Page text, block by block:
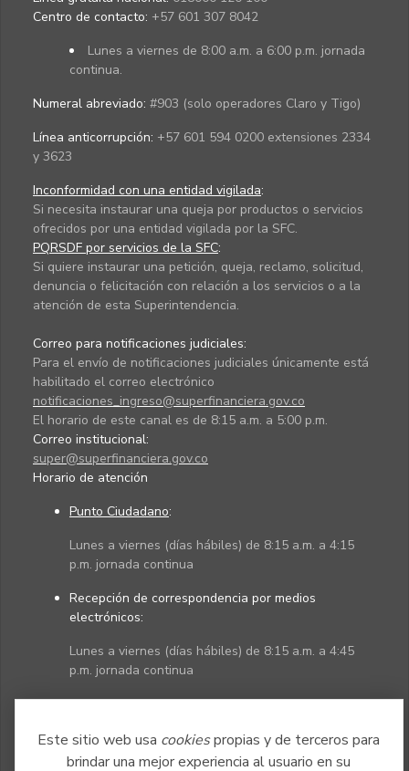
Este sitio web usa cookiespropias y de terceros para
brindar una mejor experiencia al usuario en su
Centro de contacto: +57 601 307 8042
Lunes a viernes de 8:00 a.m. a 6:00 p.m. jornada
continua.
Numeral abreviado: #903 (solo operadores Claro y Tigo)
Línea anticorrupción: +57 601 594 0200 extensiones 2334
y 3623
Inconformidad con una entidad vigilada:
Si necesita instaurar una queja por productos o servicios
ofrecidos por una entidad vigilada por la SFC.
PQRSDF por servicios de la SFC:
Si quiere instaurar una petición, queja, reclamo, solicitud,
denuncia o felicitación con relación a los servicios o a la
atención de esta Superintendencia.
Correo para notificaciones judiciales:
Para el envío de notificaciones judiciales únicamente está
habilitado el correo electrónico
notificaciones_ingreso@superfinanciera.gov.co
El horario de este canal es de 8:15 a.m. a 5:00 p.m.
Correo institucional:
super@superfinanciera.gov.co
Horario de atención
Punto Ciudadano:
Lunes a viernes (días hábiles) de 8:15 a.m. a 4:15
p.m. jornada continua
Recepción de correspondencia por medios
electrónicos:
Lunes a viernes (días hábiles) de 8:15 a.m. a 4:45
p.m. jornada continua